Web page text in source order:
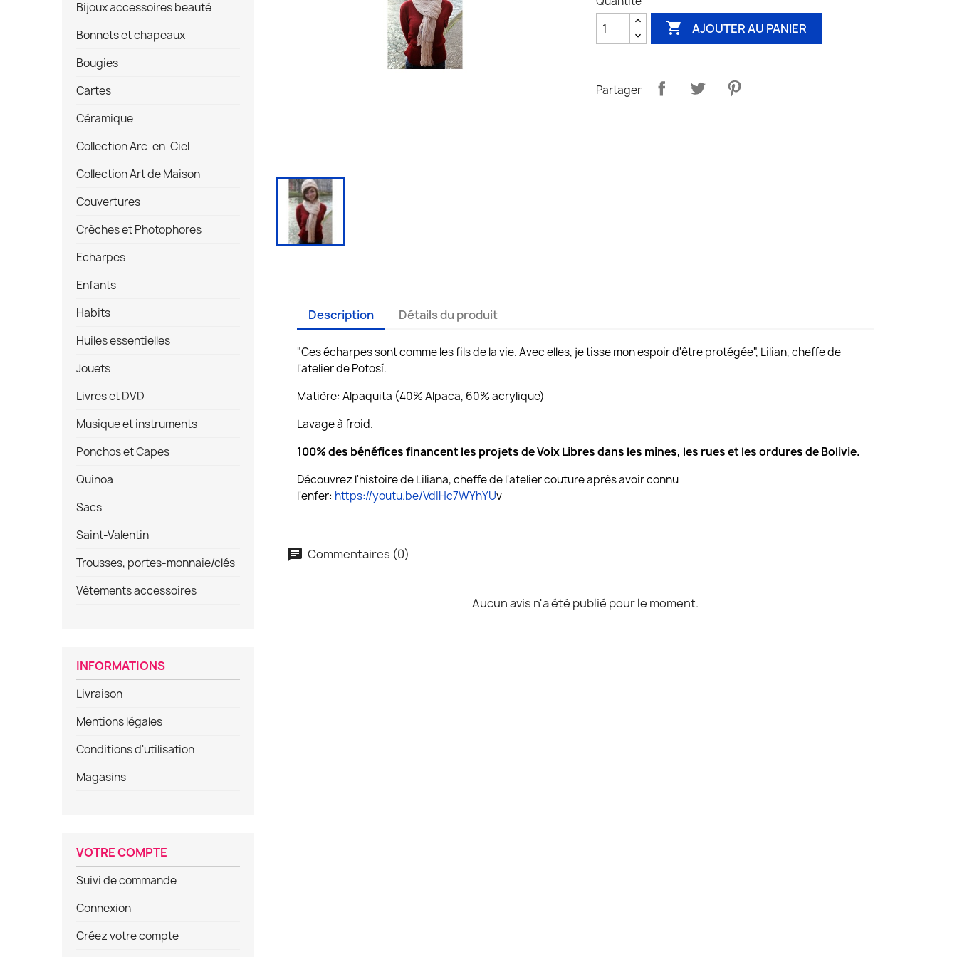
Bijoux accessoires beauté
Bonnets et chapeaux
Bougies
Cartes
Céramique
Collection Arc-en-Ciel
Collection Art de Maison
Couvertures
Crèches et Photophores
Echarpes
Enfants
Habits
Huiles essentielles
Jouets
Livres et DVD
Musique et instruments
Ponchos et Capes
Quinoa
Sacs
Saint-Valentin
Trousses, portes-monnaie/clés
Vêtements accessoires
INFORMATIONS
Livraison
Mentions légales
Conditions d'utilisation
Magasins
VOTRE COMPTE
Suivi de commande
Connexion
Créez votre compte
 AJOUTER AU PANIER
Partager
Description Détails du produit
"Ces écharpes sont comme les fils de la vie. Avec elles, je tisse mon espoir d'être protégée", Lilian, cheffe de
l'atelier de Potosí.
Matière: Alpaquita (40% Alpaca, 60% acrylique)
Lavage à froid.
100% des bénéfices financent les projets de Voix Libres dans les mines, les rues et les ordures de Bolivie.
Découvrez l'histoire de Liliana, cheffe de l'atelier couture après avoir connu
l'enfer: https://youtu.be/VdIHc7WYhYUv
Commentaires (0)
Aucun avis n'a été publié pour le moment.